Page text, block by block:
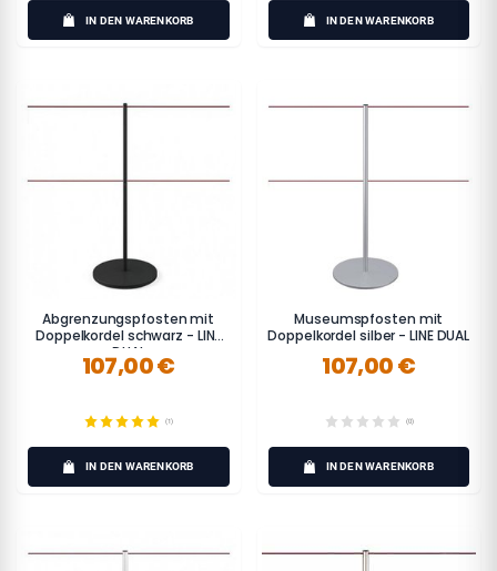
IN DEN WARENKORB IN DEN WARENKORB
Abgrenzungspfosten mit
Doppelkordel schwarz - LINE
DUAL
107,00 €
(1)
IN DEN WARENKORB
Museumspfosten mit
Doppelkordel silber - LINE DUAL
107,00 €
(0)
IN DEN WARENKORB